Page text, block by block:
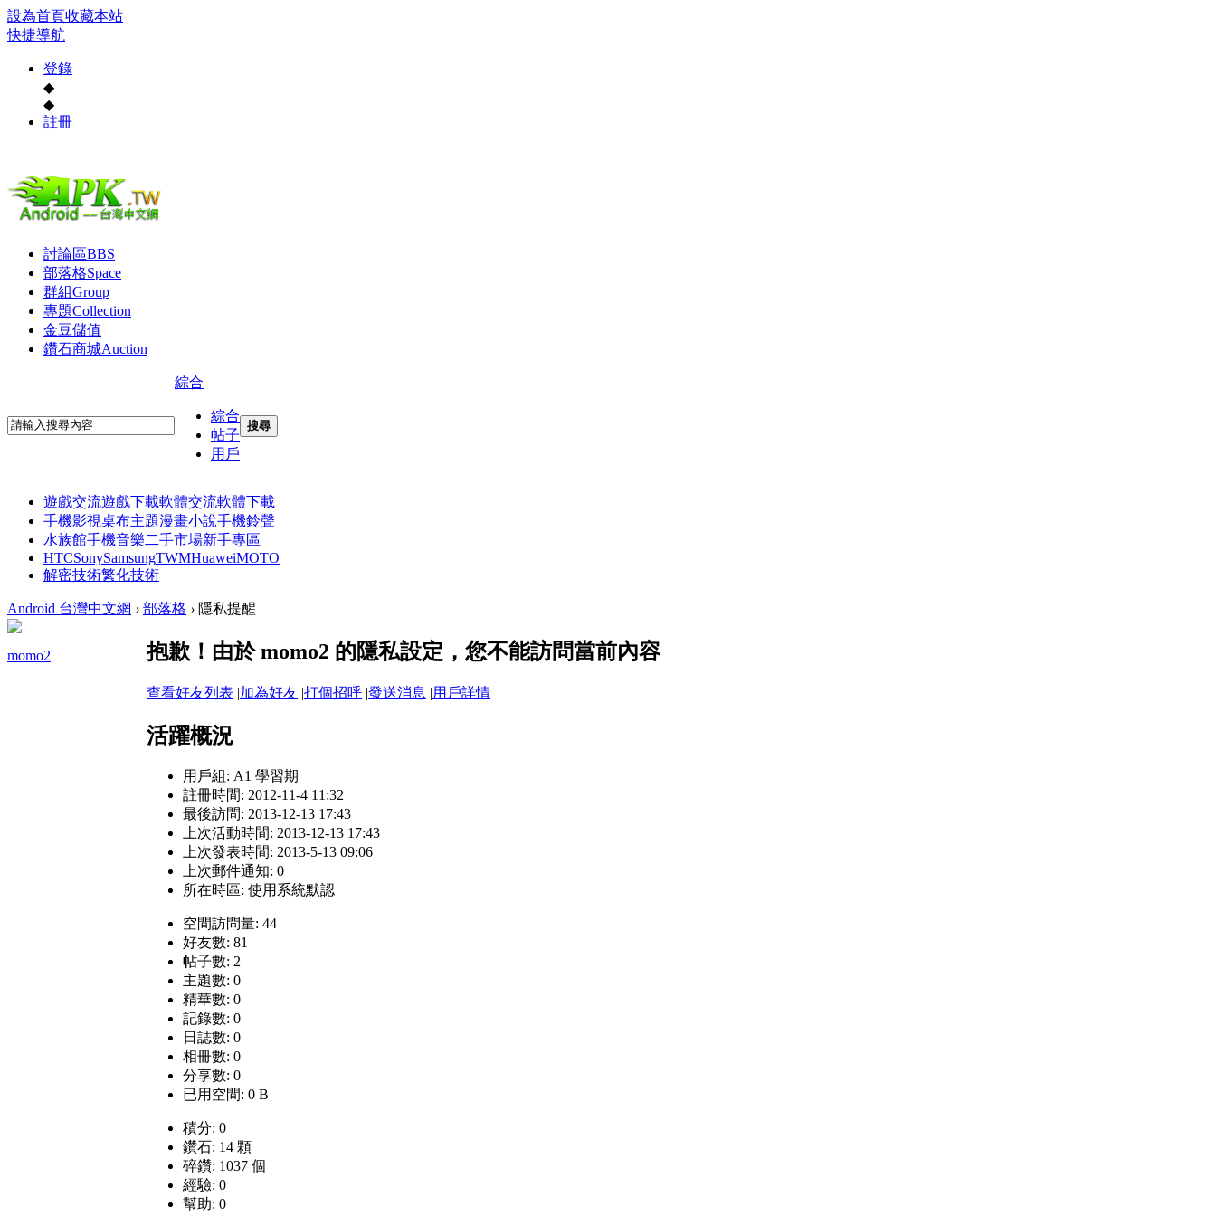
設為首頁收藏本站
快捷導航
登錄
◆
◆
註冊
討論區BBS
部落格Space
群組Group
專題Collection
金豆儲值
鑽石商城Auction
綜合
綜合
帖子
用戶
搜尋
遊戲交流遊戲下載軟體交流軟體下載
手機影視桌布主題漫畫小說手機鈴聲
水族館手機音樂二手市場新手專區
HTCSonySamsungTWMHuaweiMOTO
解密技術繁化技術
Android 台灣中文網 › 部落格 › 隱私提醒
momo2 抱歉！由於 momo2 的隱私設定，您不能訪問當前內容
查看好友列表 |加為好友 |打個招呼 |發送消息 |用戶詳情
活躍概況
用戶組: A1 學習期
註冊時間: 2012-11-4 11:32
最後訪問: 2013-12-13 17:43
上次活動時間: 2013-12-13 17:43
上次發表時間: 2013-5-13 09:06
上次郵件通知: 0
所在時區: 使用系統默認
空間訪問量: 44
好友數: 81
帖子數: 2
主題數: 0
精華數: 0
記錄數: 0
日誌數: 0
相冊數: 0
分享數: 0
已用空間: 0 B
積分: 0
鑽石: 14 顆
碎鑽: 1037 個
經驗: 0
幫助: 0